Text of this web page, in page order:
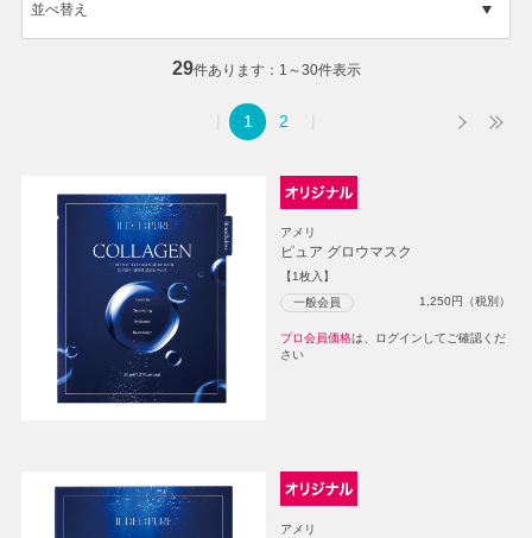
並べ替え
29件あります 1～30件表示
1 2
アメリ
ピュア グロウマスク
【1枚入】
一般会員 1,250円（税別）
プロ会員価格は、ログインしてご確認くだ
さい
アメリ